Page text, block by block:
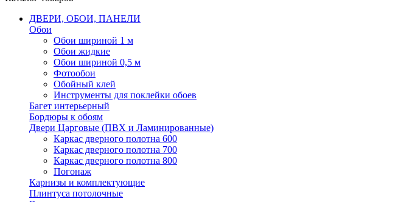
ДВЕРИ, ОБОИ, ПАНЕЛИ
Обои
Обои шириной 1 м
Обои жидкие
Обои шириной 0,5 м
Фотообои
Обойный клей
Инструменты для поклейки обоев
Багет интерьерный
Бордюры к обоям
Двери Царговые (ПВХ и Ламинированные)
Каркас дверного полотна 600
Каркас дверного полотна 700
Каркас дверного полотна 800
Погонаж
Карнизы и комплектующие
Плинтуса потолочные